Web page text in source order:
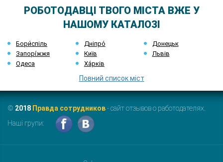
РОБОТОДАВЦІ ТВОГО МІСТА ВЖЕ У
НАШОМУ КАТАЛОЗІ
Бори́спіль Дніпро́
Донецьк
Запорі́жжя
Київ
Львів
Одеса
Ха́рків
Повний список міст
© 2018 Правда сотрудников- сайт отзывов о работодателях.
Наші групи: